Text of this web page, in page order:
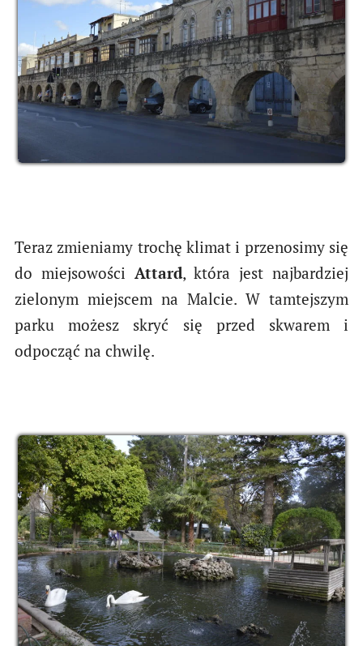
Teraz zmieniamy trochę klimat i przenosimy się
do miejsowości Attard, która jest najbardziej
zielonym miejscem na Malcie. W tamtejszym
parku możesz skryć się przed skwarem i
odpocząć na chwilę.